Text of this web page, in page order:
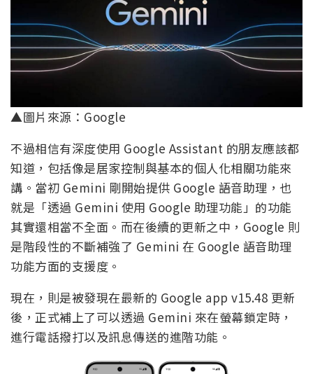
▲圖片來源：Google
不過相信有深度使用 Google Assistant 的朋友應該都
知道，包括像是居家控制與基本的個人化相關功能來
講。當初 Gemini 剛開始提供 Google 語音助理，也
就是「透過 Gemini 使用 Google 助理功能」的功能
其實還相當不全面。而在後續的更新之中，Google 則
是階段性的不斷補強了 Gemini 在 Google 語音助理
功能方面的支援度。
現在，則是被發現在最新的 Google app v15.48 更新
後，正式補上了可以透過 Gemini 來在螢幕鎖定時，
進行電話撥打以及訊息傳送的進階功能。